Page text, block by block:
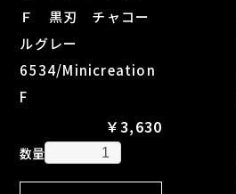
Ｆ 黒刃 チャコー
ルグレー
6534/Minicreation
F
￥3,630
数量